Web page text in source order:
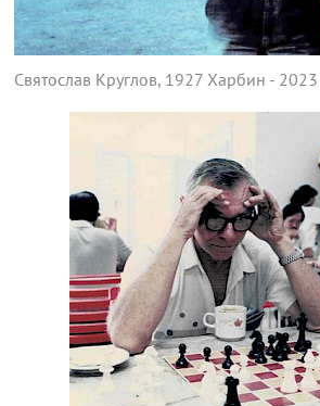
Святослав Круглов, 1927 Харбин -